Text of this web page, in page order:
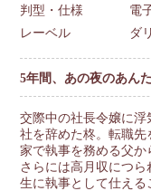
判型・仕様
電
レーベル
ダ
5年間、あの夜のあん
交際中の社長令嬢に
社を辞めた柊。転職
家で執事を務める父か
さらには高月収につ
生に執事として仕え